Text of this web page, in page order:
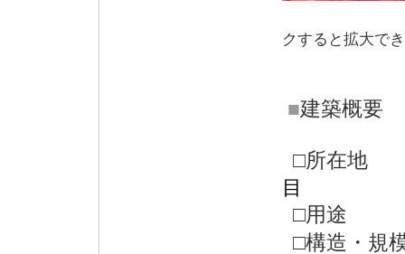
クすると拡大で
■建築概要
□所在
目
□用
□構造・